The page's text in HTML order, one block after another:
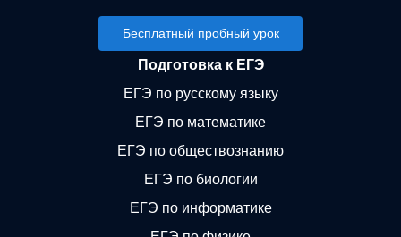
Бесплатный пробный урок
Подготовка к ЕГЭ
ЕГЭ по русскому языку
ЕГЭ по математике
ЕГЭ по обществознанию
ЕГЭ по биологии
ЕГЭ по информатике